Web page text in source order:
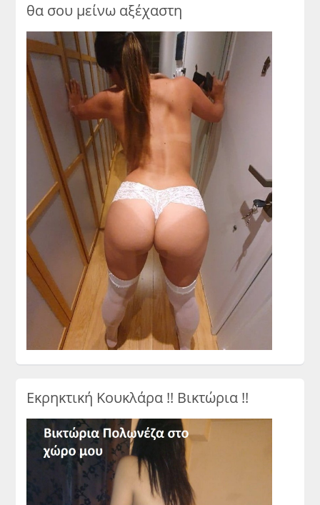
θα σου μείνω αξέχαστη
Εκρηκτική Κουκλάρα !! Βικτώρια !!